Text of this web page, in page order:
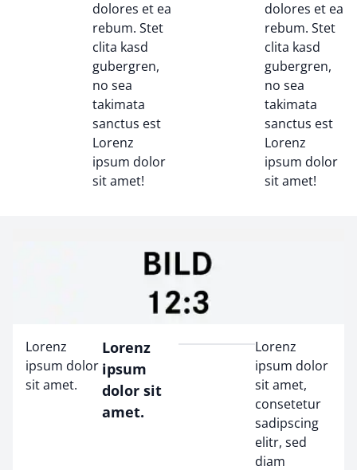
dolores et ea
rebum. Stet
clita kasd
gubergren,
no sea
takimata
sanctus est
Lorenz
ipsum dolor
sit amet!
dolores et ea
rebum. Stet
clita kasd
gubergren,
no sea
takimata
sanctus est
Lorenz
ipsum dolor
sit amet!
Lorenz
ipsum dolor
sit amet.
Lorenz
ipsum
dolor sit
amet.
Lorenz
ipsum dolor
sit amet,
consetetur
sadipscing
elitr, sed
diam